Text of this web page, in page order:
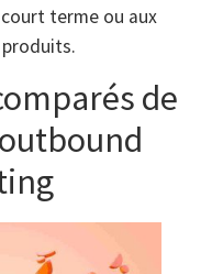
terme ou aux
de